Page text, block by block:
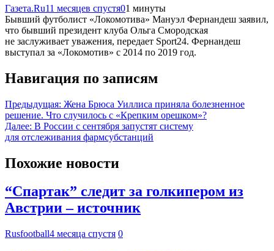
Газета.Ru11 месяцев спустя01 минуты
Бывший футболист «Локомотива» Мануэл Фернандеш заявил,
что бывший президент клуба Ольга Смородская
не заслуживает уважения, передает Sport24. Фернандеш
выступал за «Локомотив» с 2014 по 2019 год.
Навигация по записям
Предыдущая: Жена Брюса Уиллиса приняла болезненное
решение. Что случилось с «Крепким орешком»?
Далее: В России с сентября запустят систему
для отслеживания фармсубстанций
Похожие новости
“Спартак” следит за голкипером из
Австрии – источник
Rusfootball4 месяца спустя 0